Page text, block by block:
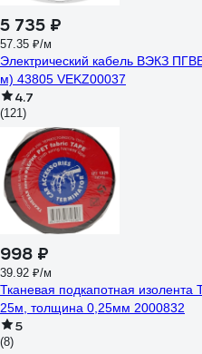
5 735 ₽
57.35 ₽/м
Электрический кабель ВЭКЗ
м) 43805 VEKZ00037
4.7
(121)
998 ₽
39.92 ₽/м
Тканевая подкапотная
25м, толщина 0,25мм 2000832
5
(8)